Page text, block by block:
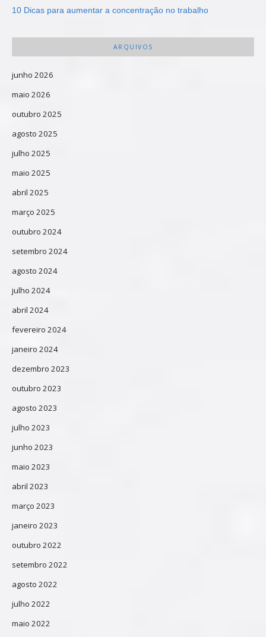
10 Dicas para aumentar a concentração no trabalho
ARQUIVOS
junho 2026
maio 2026
outubro 2025
agosto 2025
julho 2025
maio 2025
abril 2025
março 2025
outubro 2024
setembro 2024
agosto 2024
julho 2024
abril 2024
fevereiro 2024
janeiro 2024
dezembro 2023
outubro 2023
agosto 2023
julho 2023
junho 2023
maio 2023
abril 2023
março 2023
janeiro 2023
outubro 2022
setembro 2022
agosto 2022
julho 2022
maio 2022